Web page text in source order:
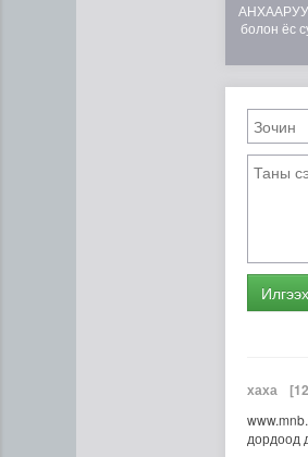
болон ёс
Илгээх
хаха
дордоод